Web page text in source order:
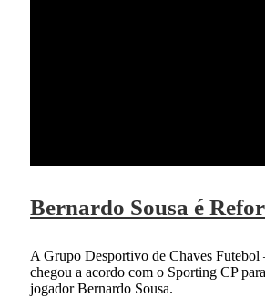
Bernardo Sousa é
A Grupo Desportivo de Chaves
chegou a acordo com o Sporting CP
jogador Bernardo Sousa.